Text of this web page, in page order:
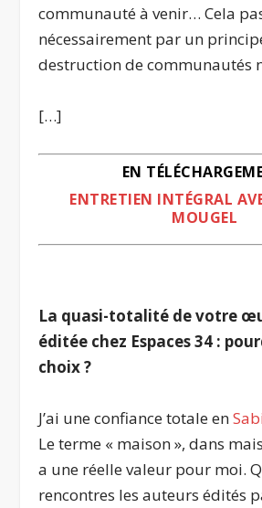
communauté à venir… Cela
nécessairement par un
destruction de communautés
[…]
EN
ENTRETIEN INTÉGRAL
MOUGEL
La quasi-totalité de votre
éditée chez Espaces 34 :
choix ?
J’ai une confiance totale en
Le terme « maison », dans
a une réelle valeur pour moi.
rencontres les auteurs édités